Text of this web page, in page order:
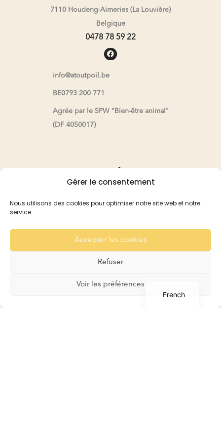
Gérer le consentement
Nous utilisons des cookies pour optimiser notre site web et notre
service.
Accepter les cookies
Refuser
Voir les préférences
7110 Houdeng-Aimeries (La Louvière)
Belgique
0478 78 59 22
info@atoutpoil.be
BE0793 200 771
Agrée par le SPW "Bien-être animal"
(DF 4050017)
Pension
Pension
Recommandation
Pour les Lapins
Pour les Cobayes
Contact
French